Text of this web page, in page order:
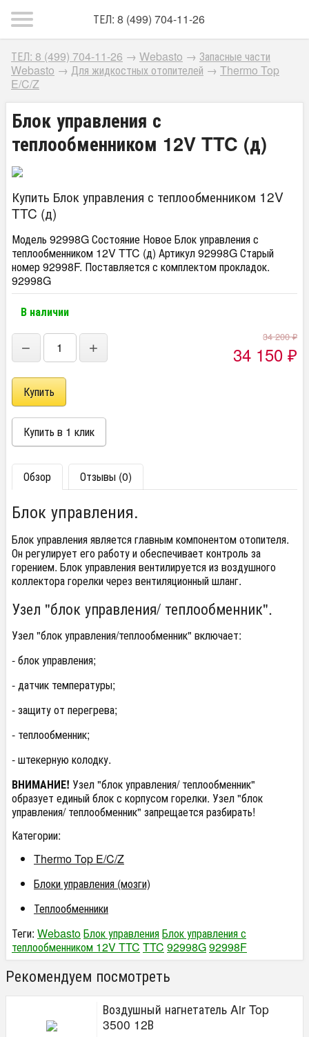
ТЕЛ: 8 (499) 704-11-26
ТЕЛ: 8 (499) 704-11-26 → Webasto → Запасные части
Webasto → Для жидкостных отопителей → Thermo Top
E/C/Z
Блок управления с
теплообменником 12V TTC (д)
Купить Блок управления с теплообменником 12V
TTC (д)
Модель 92998G Состояние Новое Блок управления с
теплообменником 12V TTC (д) Артикул 92998G Старый
номер 92998F. Поставляется с комплектом прокладок.
92998G
В наличии
− +
34 200₽
34 150 ₽
Обзор Отзывы (0)
Блок управления.
Блок управления является главным компонентом отопителя.
Он регулирует его работу и обеспечивает контроль за
горением. Блок управления вентилируется из воздушного
коллектора горелки через вентиляционный шланг.
Узел "блок управления/ теплообменник".
Узел "блок управления/теплообменник" включает:
- блок управления;
- датчик температуры;
- защиту от перегрева;
- теплообменник;
- штекерную колодку.
ВНИМАНИЕ! Узел "блок управления/ теплообменник"
образует единый блок с корпусом горелки. Узел "блок
управления/ теплообменник" запрещается разбирать!
Категории:
Thermo Top E/C/Z
Блоки управления (мозги)
Теплообменники
Теги: WebastoБлок управленияБлок управления с
теплообменником 12V TTC TTC 92998G92998F
Рекомендуем посмотреть
Воздушный нагнетатель Air Top
3500 12В